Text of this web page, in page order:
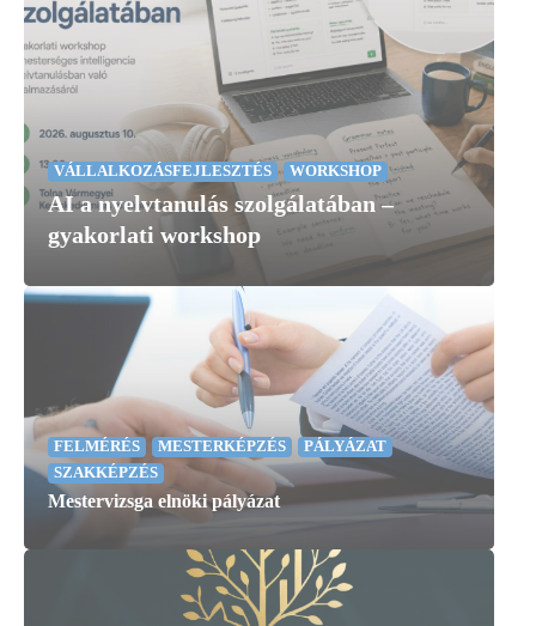
VÁLLALKOZÁSFEJLESZTÉS WORKSHOP
AI a nyelvtanulás szolgálatában –
gyakorlati workshop
FELMÉRÉS MESTERKÉPZÉS
PÁLYÁZAT
SZAKKÉPZÉS
Mestervizsga elnöki pályázat